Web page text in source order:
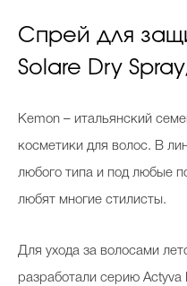
Спрей для
Solare Dry
Kemon – итальянский
косметики для волос. В
любого типа и под любые
любят многие стилисты.
Для ухода за волосами
разработали серию Actyva